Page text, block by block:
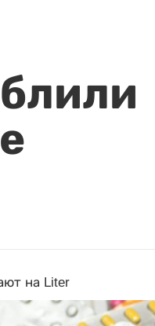
на Liter